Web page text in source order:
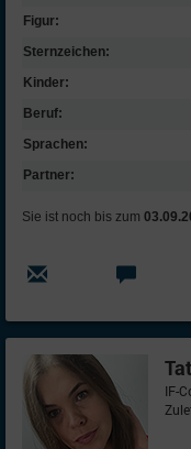
Figur:
Sternzeichen:
Kinder:
Beruf:
Sprachen:
Partner:
Sie ist noch bis zum
IF-